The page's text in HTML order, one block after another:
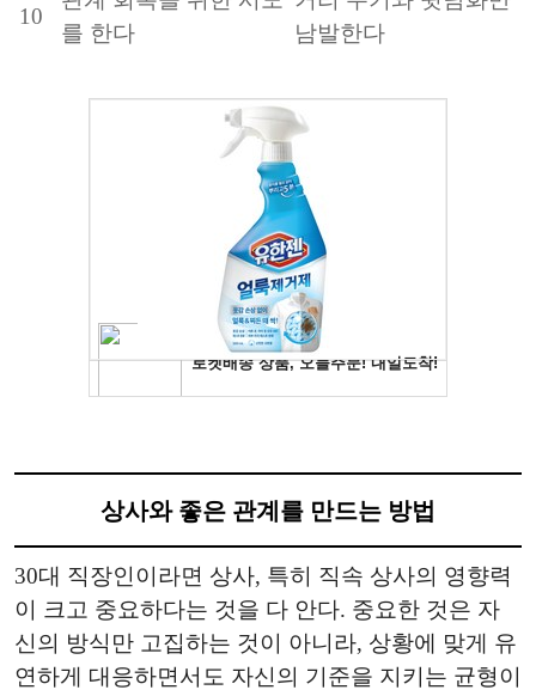
10
를 한다
남발한다
상사와 좋은 관계를 만드는 방법
30대 직장인이라면 상사, 특히 직속 상사의 영향력
이 크고 중요하다는 것을 다 안다. 중요한 것은 자
신의 방식만 고집하는 것이 아니라, 상황에 맞게 유
연하게 대응하면서도 자신의 기준을 지키는 균형이